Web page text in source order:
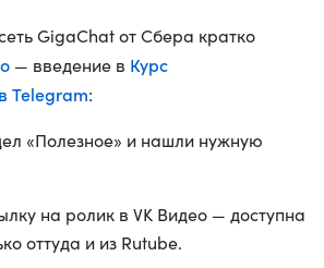
GigaChat от Сбера кратко
— введение в Курс
Telegram:
«Полезное» и нашли нужную
на ролик в VK Видео — доступна
оттуда и из Rutube.